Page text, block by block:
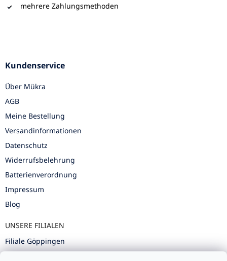
mehrere Zahlungsmethoden
Kundenservice
Über Mükra
AGB
Meine Bestellung
Versandinformationen
Datenschutz
Widerrufsbelehrung
Batterienverordnung
Impressum
Blog
UNSERE FILIALEN
Filiale Göppingen